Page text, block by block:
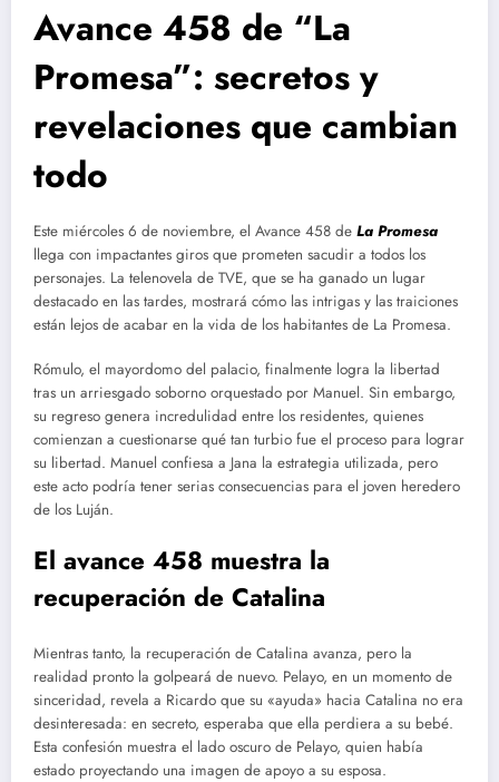
Avance 458 de “La
Promesa”: secretos y
revelaciones que cambian
todo
Este miércoles 6 de noviembre, el Avance 458 de La Promesa
llega con impactantes giros que prometen sacudir a todos los
personajes. La telenovela de TVE, que se ha ganado un lugar
destacado en las tardes, mostrará cómo las intrigas y las traiciones
están lejos de acabar en la vida de los habitantes de La Promesa.
Rómulo, el mayordomo del palacio, finalmente logra la libertad
tras un arriesgado soborno orquestado por Manuel. Sin embargo,
su regreso genera incredulidad entre los residentes, quienes
comienzan a cuestionarse qué tan turbio fue el proceso para lograr
su libertad. Manuel confiesa a Jana la estrategia utilizada, pero
este acto podría tener serias consecuencias para el joven heredero
de los Luján.
El avance 458 muestra la
recuperación de Catalina
Mientras tanto, la recuperación de Catalina avanza, pero la
realidad pronto la golpeará de nuevo. Pelayo, en un momento de
sinceridad, revela a Ricardo que su «ayuda» hacia Catalina no era
desinteresada: en secreto, esperaba que ella perdiera a su bebé.
Esta confesión muestra el lado oscuro de Pelayo, quien había
estado proyectando una imagen de apoyo a su esposa.